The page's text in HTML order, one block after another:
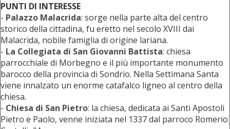
PUNTI DI INTERESSE
- Palazzo Malacrida: sorge nella parte alta del centro
storico della cittadina, fu eretto nel secolo XVIII dai
Malacrida, nobile famiglia di origine lariana.
- La Collegiata di San Giovanni Battista: chiesa
parrocchiale di Morbegno e il più importante monumento
barocco della provincia di Sondrio. Nella Settimana Santa
viene innalzato un enorme catafalco ligneo al centro della
chiesa.
- Chiesa di San Pietro: la chiesa, dedicata ai Santi Apostoli
Pietro e Paolo, venne iniziata nel 1337 dal parroco Romerio